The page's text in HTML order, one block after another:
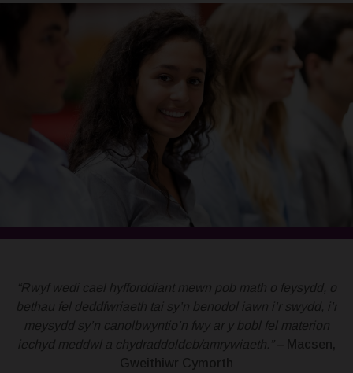
“Rwyf wedi cael hyfforddiant mewn pob math o feysydd, o
bethau fel deddfwriaeth tai sy’n benodol iawn i’r swydd, i’r
meysydd sy’n canolbwyntio’n fwy ar y bobl fel materion
iechyd meddwl a chydraddoldeb/amrywiaeth.” –
Macsen,
Gweithiwr Cymorth